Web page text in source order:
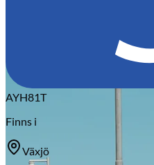
AYH81T
Finns i
Växjö